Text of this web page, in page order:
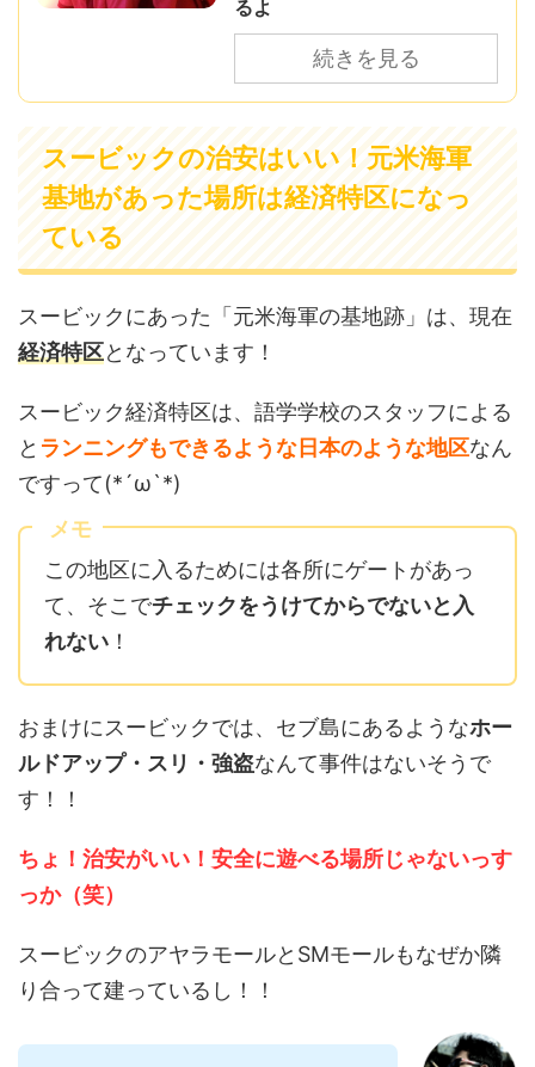
るよ
続きを見る
スービックの治安はいい！元米海軍
基地があった場所は経済特区になっ
ている
スービックにあった「元米海軍の基地跡」は、現在
経済特区となっています！
スービック経済特区は、語学学校のスタッフによる
と ランニングもできるような日本のような地区なん
ですって(*´ω`*)
メモ
この地区に入るためには各所にゲートがあっ
て、そこでチェックをうけてからでないと入
れない ！
おまけにスービックでは、セブ島にあるようなホー
ルドアップ・スリ・強盗なんて事件はないそうで
す！！
ちょ！治安がいい！安全に遊べる場所じゃないっす
っか（笑）
スービックのアヤラモールとSMモールもなぜか隣
り合って建っているし！！